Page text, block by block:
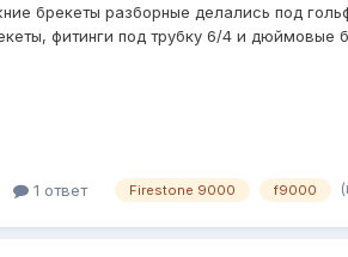
брекеты разборные делались под
фитинги под трубку 6/4 и дюймовые
1 ответ Firestone 9000 f9000